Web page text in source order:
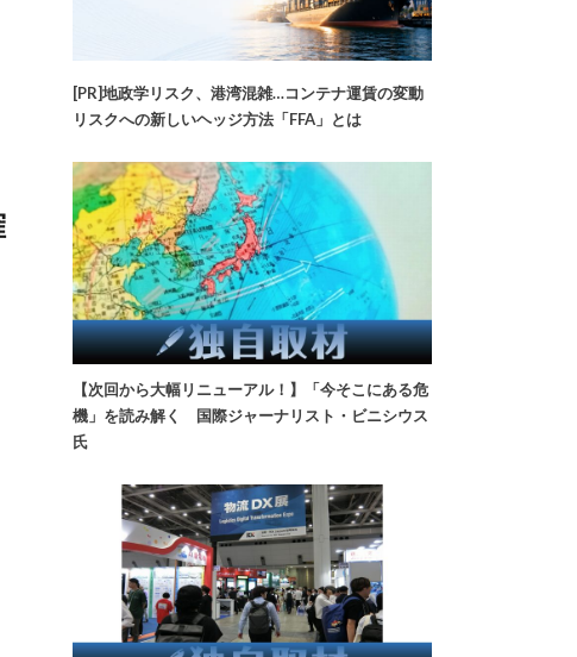
[PR]地政学リスク、港湾混雑…コンテナ運賃の変動
リスクへの新しいヘッジ方法「FFA」とは
【次回から大幅リニューアル！】「今そこにある危
機」を読み解く 国際ジャーナリスト・ビニシウス
氏